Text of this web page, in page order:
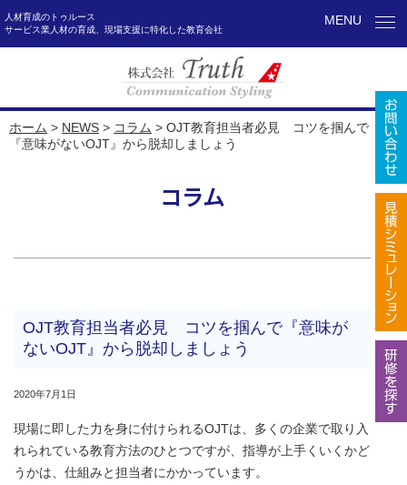
人材育成のトゥルース
サービス業人材の育成、現場支援に特化した教育会社
MENU
ホーム > NEWS > コラム > OJT教育担当者必見 コツを掴んで
『意味がないOJT』から脱却しましょう
コラム
OJT教育担当者必見 コツを掴んで『意味が
ないOJT』から脱却しましょう
2020年7月1日
現場に即した力を身に付けられるOJTは、多くの企業で取り入
れられている教育方法のひとつですが、指導が上手くいくかど
うかは、仕組みと担当者にかかっています。